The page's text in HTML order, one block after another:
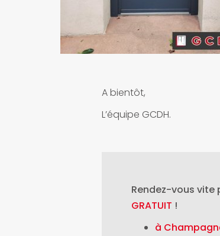
A bientôt,
L’équipe GCDH.
Rendez-vous vite
GRATUIT !
à